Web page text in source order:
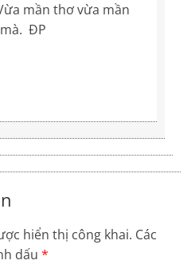
mần thơ vừa mần
ĐP
hiển thị công khai. Các
dấu*